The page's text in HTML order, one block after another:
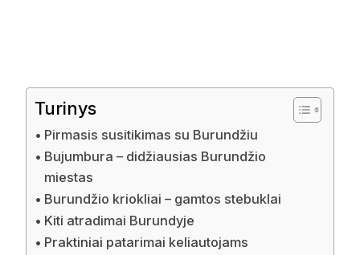
Turinys
Pirmasis susitikimas su Burundžiu
Bujumbura – didžiausias Burundžio
miestas
Burundžio kriokliai – gamtos stebuklai
Kiti atradimai Burundyje
Praktiniai patarimai keliautojams